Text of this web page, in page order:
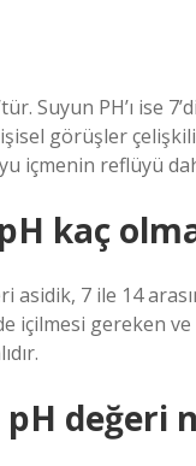
Suyun PH’ı ise
görüşler
içmenin reflüyü
kaç
asidik, 7 ile 14
içilmesi gereken
değeri